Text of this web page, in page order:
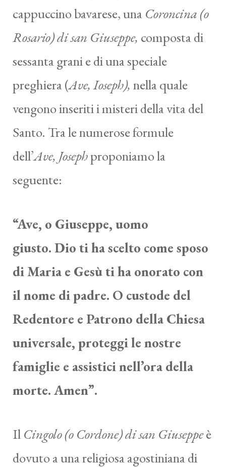
cappuccino bavarese, una Coroncina (o
Rosario) di san Giuseppe, composta di
sessanta grani e di una speciale
preghiera (Ave, Ioseph), nella quale
vengono inseriti i misteri della vita del
Santo. Tra le numerose formule
dell’Ave, Josephproponiamo la
seguente:
“Ave, o Giuseppe, uomo
giusto. Dio ti ha scelto come sposo
di Maria e Gesù ti ha onorato con
il nome di padre. O custode del
Redentore e Patrono della Chiesa
universale, proteggi le nostre
famiglie e assistici nell’ora della
morte. Amen”.
Il Cingolo (o Cordone) di san Giuseppeè
dovuto a una religiosa agostiniana di